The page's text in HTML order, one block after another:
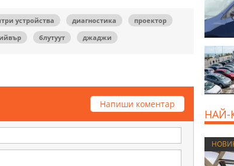
устройства диагностика
проектор
блутуут джаджи
Напиши коментар
НАЙ-